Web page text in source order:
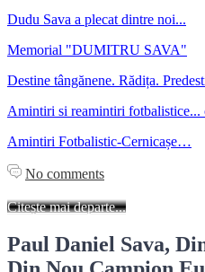
Dudu Sava a plecat dintre noi...
Memorial "DUMITRU SAVA"
Destine tângănene. Rădița.
Amintiri si reamintiri fotbalistice...
Amintiri Fotbalistic-Cernicașe…
No comments
Citește mai departe...
Paul Daniel Sava,